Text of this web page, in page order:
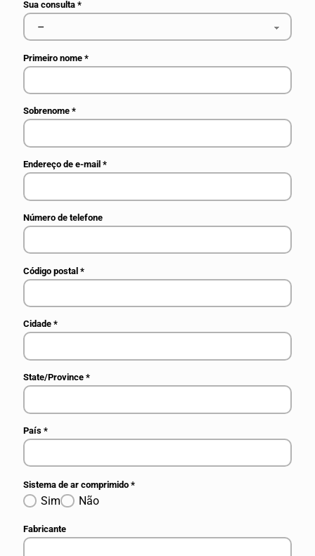
Sua consulta*
Primeiro nome*
Sobrenome*
Endereço de e-mail*
Número de telefone
Código postal*
Cidade*
State/Province*
País*
Sistema de ar comprimido*
Sim Não
Fabricante